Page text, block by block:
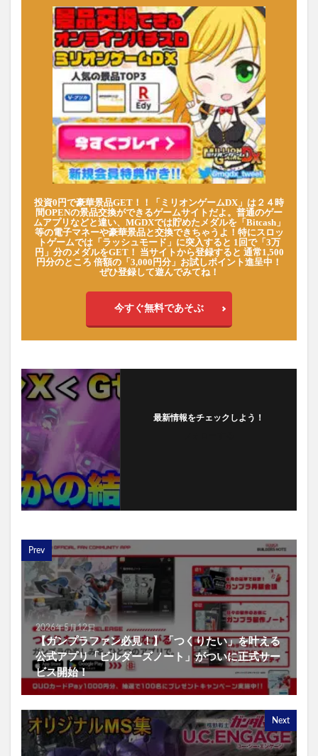
投資0円で豪華景品GET！！「ミリオンゲームDX」は２４時
間OPENの景品交換ができるゲームサイトだよ。普通のゲー
ムアプリなどと違い、MGDXでは貯めたメダルを「Bitcash」
等の電子マネーや豪華景品と交換できちゃうよ！特にスロッ
トゲームでは「ラッシュモード」に突入すると 1回で「3万
円」分のメダルをGET！ 当サイトから登録すると 通常1,500
円分のところ 倍額の「3,000円分」お試しポイント進呈中！
ぜひ登録して遊んでみてね！
今すぐ無料であそぶ
最新情報をチェックしよう！
Prev
2026年5月12日
【ガンプラファン必見！】「つくりたい」を叶える
公式アプリ「ビルダーズノート」がついに正式サー
ビス開始！
Next